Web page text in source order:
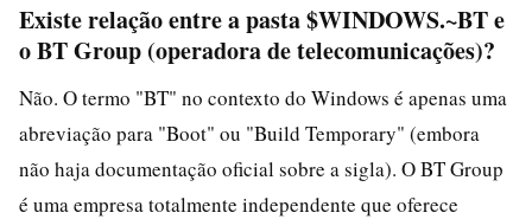
Existe relação entre a pasta $WINDOWS.~BT e
o BT Group (operadora de telecomunicações)?
Não. O termo "BT" no contexto do Windows é apenas uma
abreviação para "Boot" ou "Build Temporary" (embora
não haja documentação oficial sobre a sigla). O BT Group
é uma empresa totalmente independente que oferece